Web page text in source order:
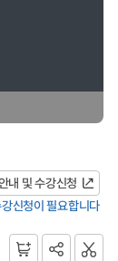
내 및 수강신청
신청이 필요합니다